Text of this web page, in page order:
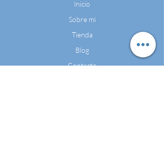
Inicio
Sobre mi
Tienda
Blog
Contacto